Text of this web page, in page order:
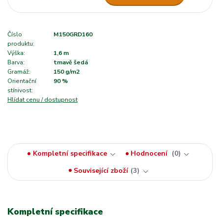
Číslo
produktu:
M150GRD160
Výška:
1,6 m
Barva:
tmavě šedá
Gramáž:
150 g/m2
Orientační
stínivost:
90 %
Hlídat cenu / dostupnost
Kompletní specifikace Hodnocení
0
Související zboží 3
Kompletní specifikace